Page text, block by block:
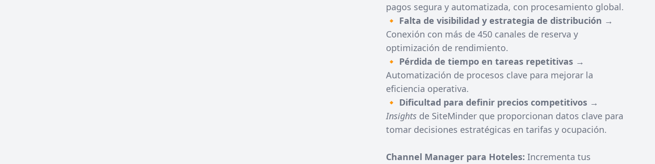
pagos segura y automatizada, con procesamiento global.
🔸 Falta de visibilidad y estrategia de distribución →
Conexión con más de 450 canales de reserva y
optimización de rendimiento.
🔸 Pérdida de tiempo en tareas repetitivas →
Automatización de procesos clave para mejorar la
eficiencia operativa.
🔸 Dificultad para definir precios competitivos →
Insights de SiteMinder que proporcionan datos clave para
tomar decisiones estratégicas en tarifas y ocupación.
Channel Manager para Hoteles: Incrementa tus